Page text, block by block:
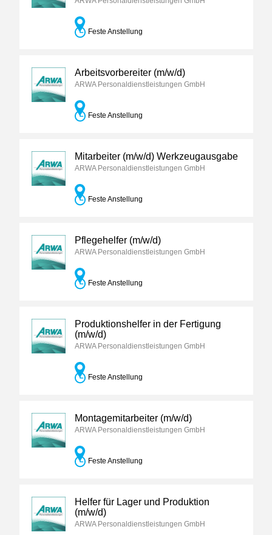
Feste Anstellung
Arbeitsvorbereiter (m/w/d)
ARWA Personaldienstleistungen GmbH
Feste Anstellung
Mitarbeiter (m/w/d) Werkzeugausgabe
ARWA Personaldienstleistungen GmbH
Feste Anstellung
Pflegehelfer (m/w/d)
ARWA Personaldienstleistungen GmbH
Feste Anstellung
Produktionshelfer in der Fertigung
(m/w/d)
ARWA Personaldienstleistungen GmbH
Feste Anstellung
Montagemitarbeiter (m/w/d)
ARWA Personaldienstleistungen GmbH
Feste Anstellung
Helfer für Lager und Produktion
(m/w/d)
ARWA Personaldienstleistungen GmbH